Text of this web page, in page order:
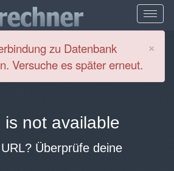
×
zu Datenbank
Versuche es später erneut.
not available
Überprüfe deine